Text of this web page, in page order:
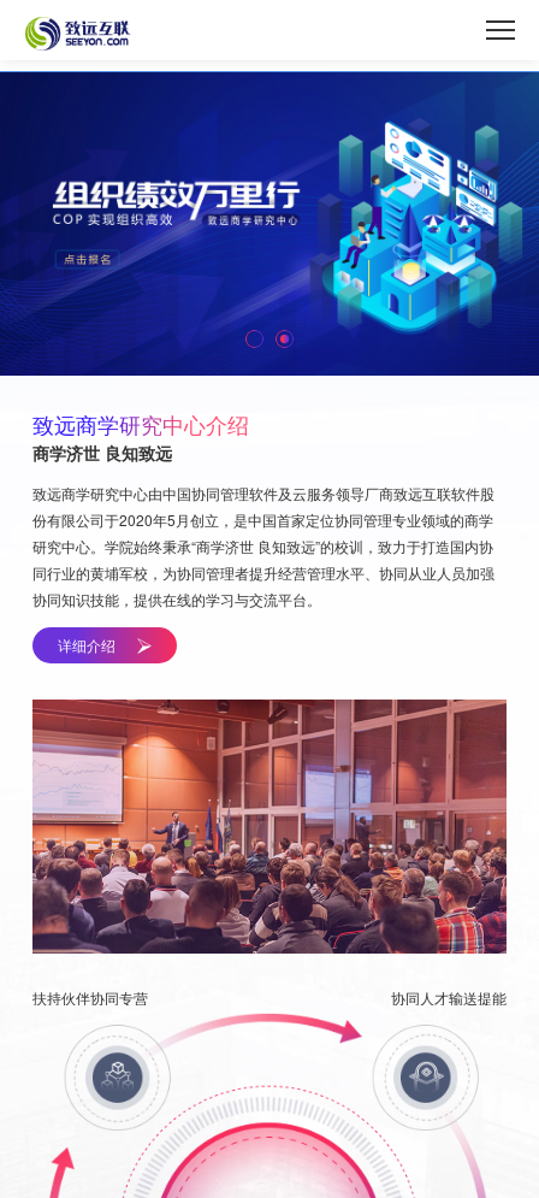
致远商学研究中心介绍
商学济世 良知致远
致远商学研究中心由中国协同管理软件及云服务领导厂商致远互联软件股
份有限公司于2020年5月创立，是中国首家定位协同管理专业领域的商学
研究中心。学院始终秉承“商学济世 良知致远”的校训，致力于打造国内协
同行业的黄埔军校，为协同管理者提升经营管理水平、协同从业人员加强
协同知识技能，提供在线的学习与交流平台。
详细介绍
扶持伙伴协同专营 协同人才输送提能